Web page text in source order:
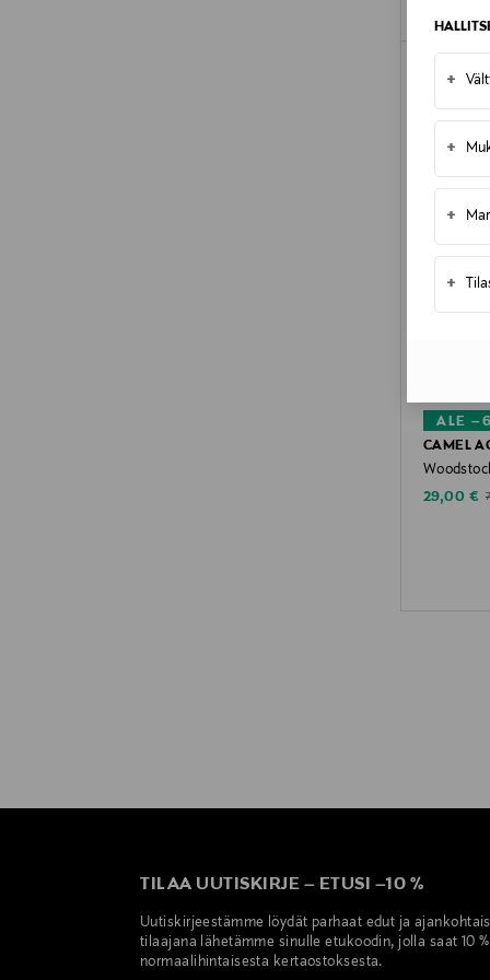
+
+
+
+
ALE
CAMEL
29,00 €
TILAA UUTISKIRJE – ETUSI –10 %
Uutiskirjeestämme löydät parhaat edut ja
tilaajana lähetämme sinulle etukoodin, jolla saat 10
normaalihintaisesta kertaostoksesta.